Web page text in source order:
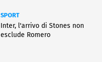
SPORT
Inter, l'arrivo di Stones non
esclude Romero